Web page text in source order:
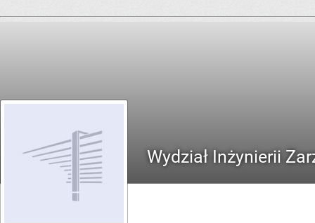
Wydział Inżynierii